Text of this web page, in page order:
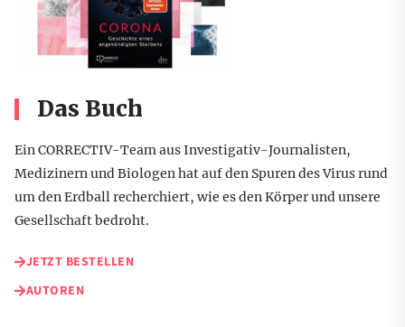
Das Buch
Ein CORRECTIV-Team aus Investigativ-Journalisten,
Medizinern und Biologen hat auf den Spuren des Virus rund
um den Erdball recherchiert, wie es den Körper und unsere
Gesellschaft bedroht.
JETZT BESTELLEN
AUTOREN